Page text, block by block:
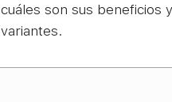
cuáles son sus beneficios
variantes.